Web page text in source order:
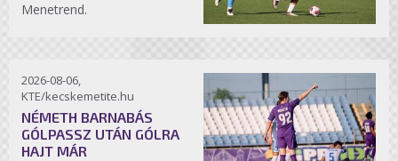
Menetrend.
2026-08-06,
KTE/kecskemetite.hu
NÉMETH BARNABÁS
GÓLPASSZ UTÁN GÓLRA
HAJT MÁR